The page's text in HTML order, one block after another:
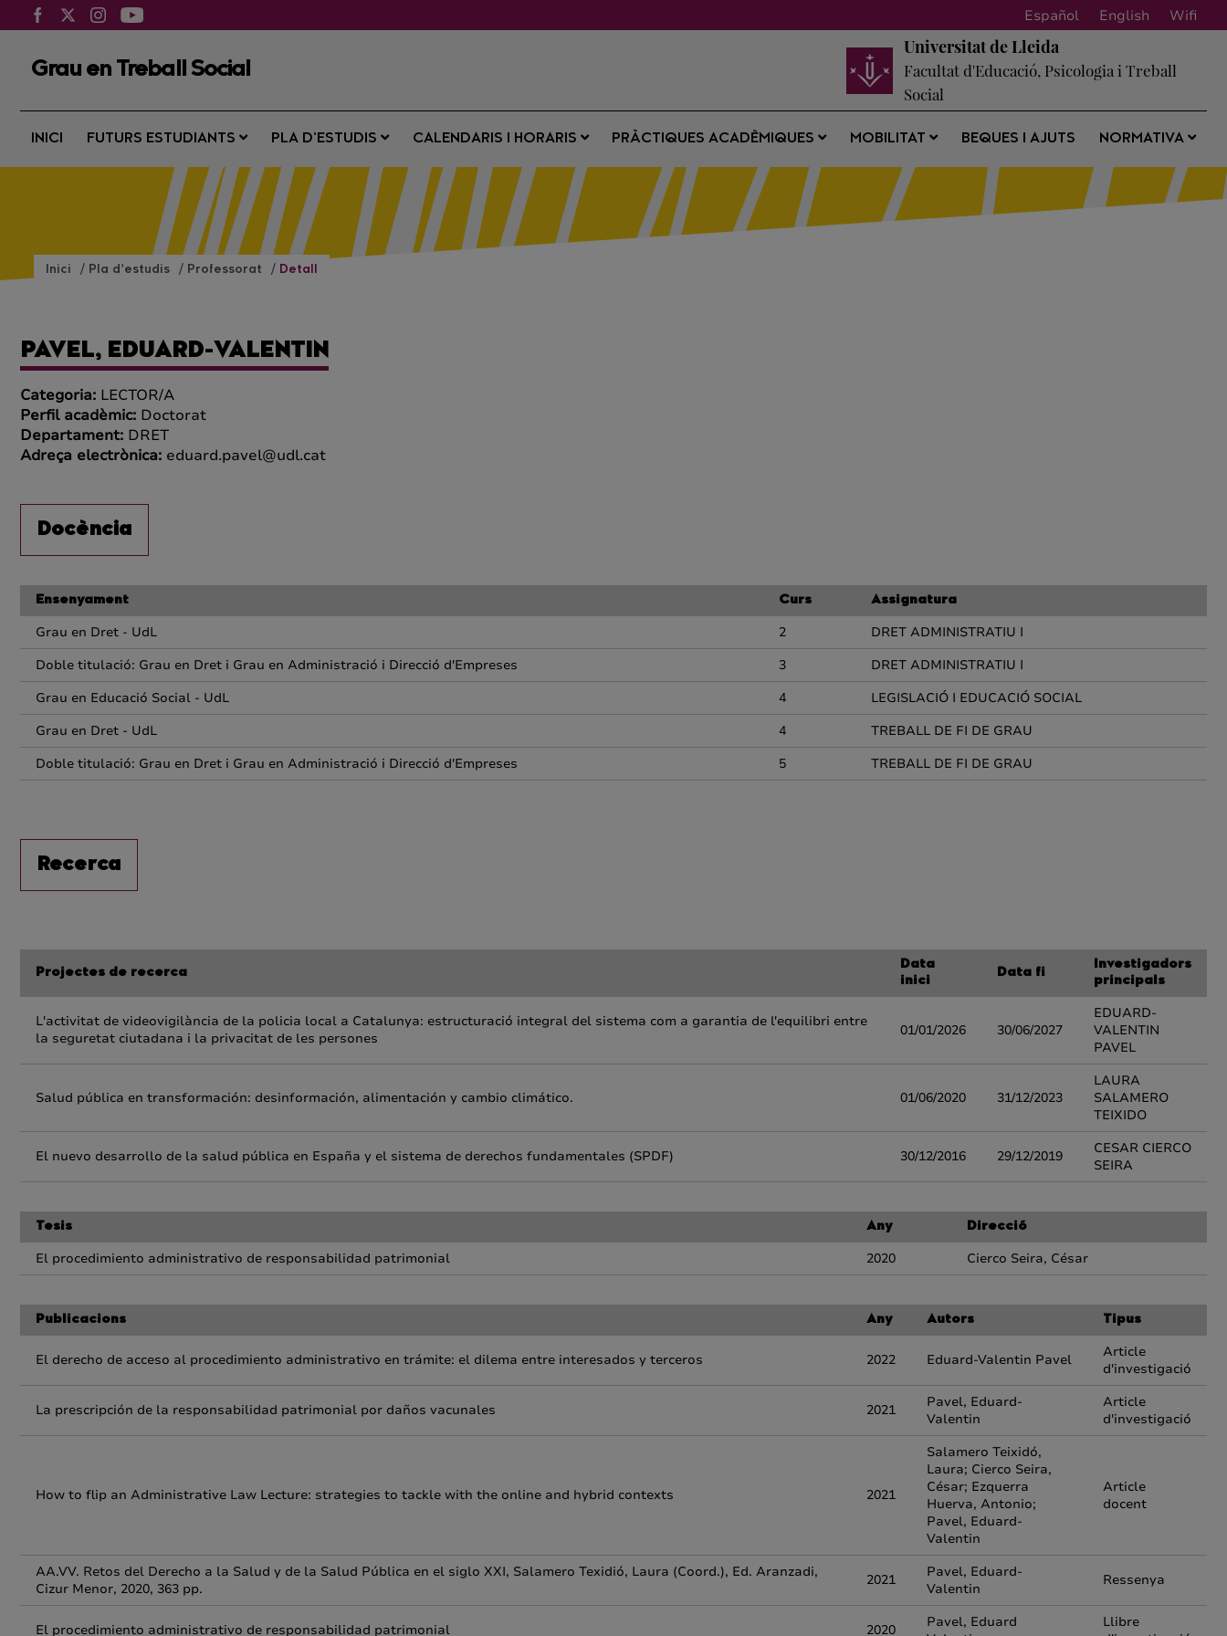
Español English Wifi
Grau en Treball Social
Universitat de Lleida
Facultat d'Educació, Psicologia i Treball
Social
INICI FUTURS ESTUDIANTS PLA D’ESTUDIS CALENDARIS I HORARIS PRÀCTIQUES ACADÈMIQUES MOBILITAT BEQUES I AJUTS NORMATIVA
Inici Pla d’estudis Professorat Detall
PAVEL, EDUARD-VALENTIN
Categoria: LECTOR/A
Perfil acadèmic: Doctorat
Departament: DRET
Adreça electrònica: eduard.pavel@udl.cat
Docència
Ensenyament Curs Assignatura
Grau en Dret - UdL 2
DRET ADMINISTRATIU I
Doble titulació: Grau en Dret i Grau en Administració i Direcció d'Empreses
3
DRET ADMINISTRATIU I
Grau en Educació Social - UdL
4
LEGISLACIÓ I EDUCACIÓ SOCIAL
Grau en Dret - UdL
4
TREBALL DE FI DE GRAU
Doble titulació: Grau en Dret i Grau en Administració i Direcció d'Empreses
5 TREBALL DE FI DE GRAU
Recerca
Projectes de recerca
Data
inici
Data fi
Investigadors
principals
L'activitat de videovigilància de la policia local a Catalunya: estructuració integral del sistema com a garantia de l'equilibri entre
la seguretat ciutadana i la privacitat de les persones
01/01/2026 30/06/2027
EDUARD-
VALENTIN
PAVEL
Salud pública en transformación: desinformación, alimentación y cambio climático. 01/06/2020 31/12/2023
LAURA
SALAMERO
TEIXIDO
El nuevo desarrollo de la salud pública en España y el sistema de derechos fundamentales (SPDF) 30/12/2016 29/12/2019
CESAR CIERCO
SEIRA
Tesis Any Direcció
El procedimiento administrativo de responsabilidad patrimonial 2020 Cierco Seira, César
Publicacions Any Autors Tipus
El derecho de acceso al procedimiento administrativo en trámite: el dilema entre interesados y terceros 2022 Eduard-Valentin Pavel
Article
d'investigació
La prescripción de la responsabilidad patrimonial por daños vacunales 2021
Pavel, Eduard-
Valentin
Article
d'investigació
How to flip an Administrative Law Lecture: strategies to tackle with the online and hybrid contexts 2021
Salamero Teixidó,
Laura; Cierco Seira,
César; Ezquerra
Huerva, Antonio;
Pavel, Eduard-
Valentin
Article
docent
AA.VV. Retos del Derecho a la Salud y de la Salud Pública en el siglo XXI, Salamero Texidió, Laura (Coord.), Ed. Aranzadi,
Cizur Menor, 2020, 363 pp.
2021
Pavel, Eduard-
Valentin
Ressenya
El procedimiento administrativo de responsabilidad patrimonial 2020
Pavel, Eduard
Llibre